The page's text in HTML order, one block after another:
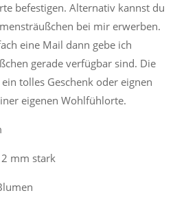
befestigen. Alternativ kannst du
bei mir erwerben.
eine Mail dann gebe ich
gerade verfügbar sind. Die
tolles Geschenk oder eignen
eigenen Wohlfühlorte.
mm stark